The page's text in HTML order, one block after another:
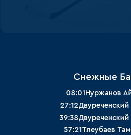
Снежные
08:01 Нуржанов
27:12Двуреченский
39:38Двуреченский
57:21 Тлеубаев